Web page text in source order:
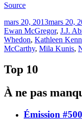
Source
Publié
le
mars 20, 2013mars 20,
Ewan McGregor, J.J.
Whedon, Kathleen
McCarthy, Mila Kunis,
Top 10
À ne pas
Émission